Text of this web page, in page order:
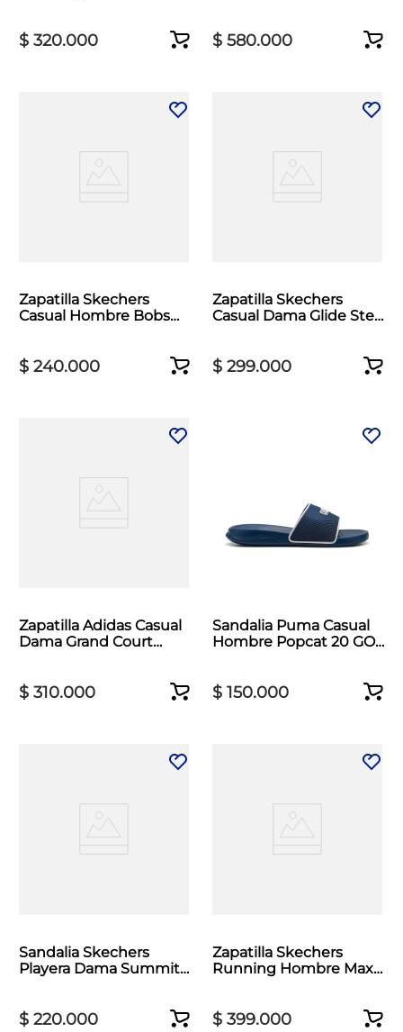
$ 320.000 $ 580.000
Zapatilla Skechers
Casual Hombre Bobs
$ 240.000
Zapatilla Skechers
Casual Dama Glide Step
$ 299.000
Zapatilla Adidas Casual
Dama Grand Court
$ 310.000
Sandalia Puma Casual
Hombre Popcat 20 GO
$ 150.000
Sandalia Skechers
Playera Dama Summits
$ 220.000
Zapatilla Skechers
Running Hombre Max
$ 399.000